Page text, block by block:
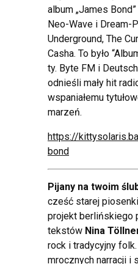
album „James
Neo-Wave i Dream-
Underground, The
Casha. To było
ty. Byte FM i
odnieśli mały hit
wspaniałemu
marzeń.
https://
bond
Pijany na twoim
cześć starej
projekt berlińskiego
tekstów Nina
rock i tradycyjny
mrocznych narracji i